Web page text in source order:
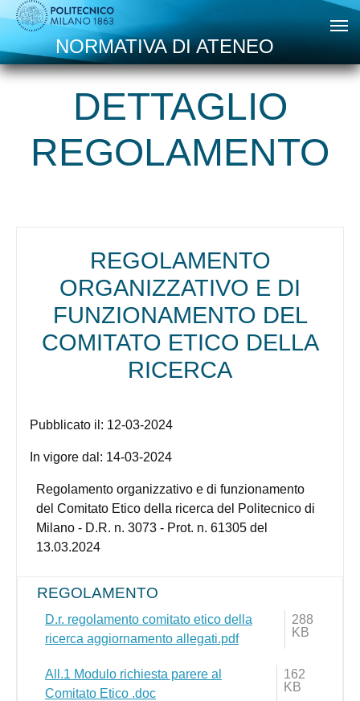
Skip to main content
NORMATIVA DI ATENEO
DETTAGLIO
REGOLAMENTO
REGOLAMENTO
ORGANIZZATIVO E DI
FUNZIONAMENTO DEL
COMITATO ETICO DELLA
RICERCA
Pubblicato il: 12-03-2024
In vigore dal: 14-03-2024
Regolamento organizzativo e di funzionamento
del Comitato Etico della ricerca del Politecnico di
Milano - D.R. n. 3073 - Prot. n. 61305 del
13.03.2024
REGOLAMENTO
D.r. regolamento comitato etico della
ricerca aggiornamento allegati.pdf
288
KB
All.1 Modulo richiesta parere al
Comitato Etico .doc
162
KB